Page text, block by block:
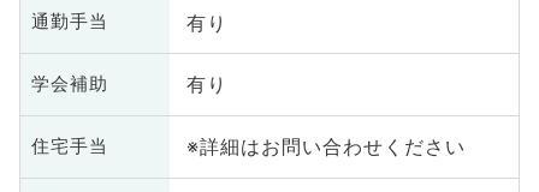
通勤手当 有り
学会補助 有り
住宅手当 ※詳細はお問い合わせください